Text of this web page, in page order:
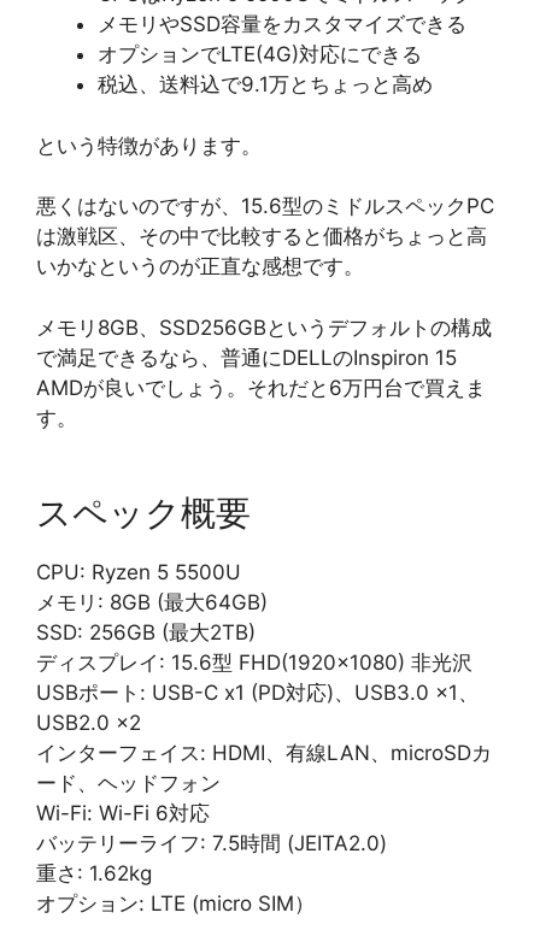
メモリやSSD容量をカスタマイズできる
オプションでLTE(4G)対応にできる
税込、送料込で9.1万とちょっと高め
という特徴があります。
悪くはないのですが、15.6型のミドルスペックPC
は激戦区、その中で比較すると価格がちょっと高
いかなというのが正直な感想です。
メモリ8GB、SSD256GBというデフォルトの構成
で満足できるなら、普通にDELLのInspiron 15
AMDが良いでしょう。それだと6万円台で買えま
す。
スペック概要
CPU: Ryzen 5 5500U
メモリ: 8GB (最大64GB)
SSD: 256GB (最大2TB)
ディスプレイ: 15.6型 FHD(1920×1080) 非光沢
USBポート: USB-C x1 (PD対応)、USB3.0 x1、
USB2.0 x2
インターフェイス: HDMI、有線LAN、microSDカ
ード、ヘッドフォン
Wi-Fi: Wi-Fi 6対応
バッテリーライフ: 7.5時間 (JEITA2.0)
重さ: 1.62kg
オプション: LTE (micro SIM）